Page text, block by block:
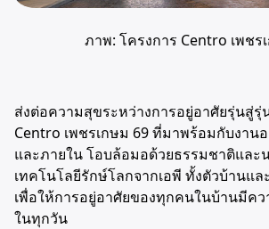
ภาพ: โครงการ Centro เพชร
ส่งต่อความสุขระหว่างการอยู่อาศัยรุ่นสู่รุ่
Centro เพชรเกษม 69 ที่มาพร้อมกับงาน
และภายใน โอบล้อมอด้วยธรรมชาติและ
เทคโนโลยีรักษ์โลกจากเอพี ทั้งตัวบ้านแ
เพื่อให้การอยู่อาศัยของทุกคนในบ้านมีค
ในทุกวัน